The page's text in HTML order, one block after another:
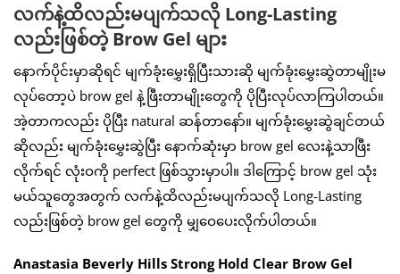
လက်နဲ့ထိလည်းမပျက်သလို Long-Lasting
လည်းဖြစ်တဲ့ Brow Gel များ
နောက်ပိုင်းမှာဆိုရင် မျက်ခုံးမွှေးရှိပြီးသားဆို မျက်ခုံးမွှေးဆွဲတာမျိုးမ
လုပ်တော့ပဲ brow gel နဲ့ဖြီးတာမျိုးတွေကို ပိုပြီးလုပ်လာကြပါတယ်။
အဲ့တာကလည်း ပိုပြီး natural ဆန်တာနော်။ မျက်ခုံးမွှေးဆွဲချင်တယ်
ဆိုလည်း မျက်ခုံးမွှေးဆွဲပြီး နောက်ဆုံးမှာ brow gel လေးနဲ့သာဖြီး
လိုက်ရင် လုံးဝကို perfect ဖြစ်သွားမှာပါ။ ဒါကြောင့် brow gel သုံး
မယ်သူတွေအတွက် လက်နဲ့ထိလည်းမပျက်သလို Long-Lasting
လည်းဖြစ်တဲ့ brow gel တွေကို မျှဝေပေးလိုက်ပါတယ်။
Anastasia Beverly Hills Strong Hold Clear Brow Gel